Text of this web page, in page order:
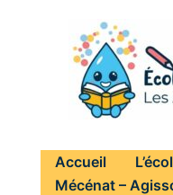
Accueil
Mécénat –